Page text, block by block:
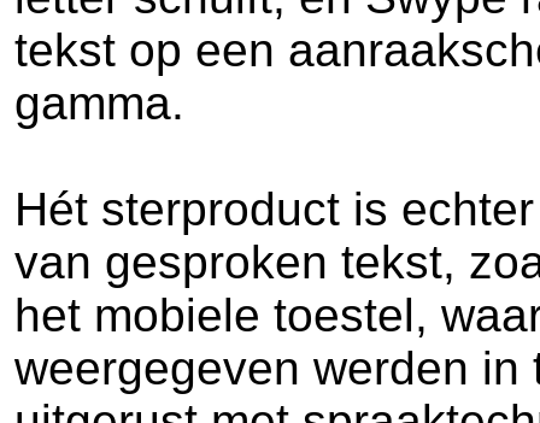
tekst op een
gamma.
Hét sterproduct is
van gesproken tekst,
het mobiele toestel,
weergegeven werden